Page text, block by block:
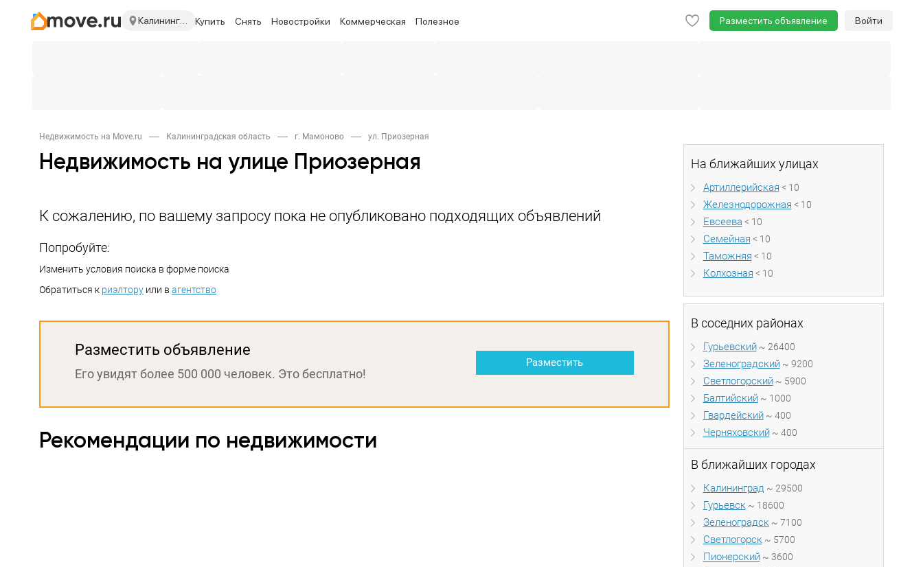
Калининградская область Купить Снять Новостройки Коммерческая Полезное Разместить объявление Войти
На ближайших улицах
Артиллерийская < 10
Железнодорожная < 10
Евсеева < 10
Семейная < 10
Таможняя < 10
Колхозная < 10
В соседних районах
Гурьевский~ 26400
Зеленоградский~ 9200
Светлогорский~ 5900
Балтийский~ 1000
Гвардейский~ 400
Черняховский~ 400
В ближайших городах
Калининград ~ 29500
Гурьевск ~ 18600
Зеленоградск ~ 7100
Светлогорск ~ 5700
Пионерский~ 3600
Недвижимость на Move.ru Калининградская область г. Мамоново ул. Приозерная
Недвижимость на улице Приозерная
К сожалению, по вашему запросу пока не опубликовано подходящих объявлений
Попробуйте:
Изменить условия поиска в форме поиска
Обратиться к риэлтору или в агентство
Разместить объявление
Его увидят более 500 000 человек. Это бесплатно!
Разместить
Рекомендации по недвижимости